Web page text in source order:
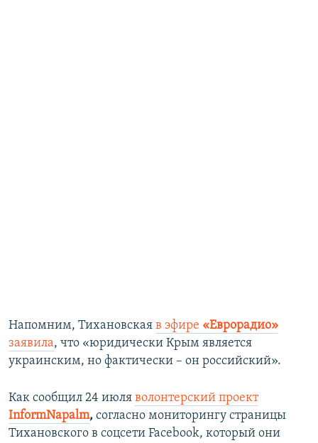
Напомним, Тихановская в эфире «Еврорадио»
заявила, что «юридически Крым является
украинским, но фактически – он российский».
Как сообщил 24 июля волонтерский проект
InformNapalm, согласно мониторингу страницы
Тихановского в соцсети Facebook, который они